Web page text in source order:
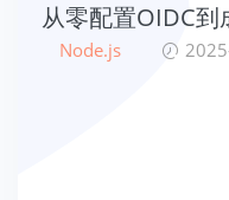
从零配置OIDC到
Node.js